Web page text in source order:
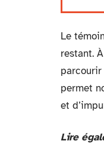
Le
restant.
parcourir
permet
et
Lire